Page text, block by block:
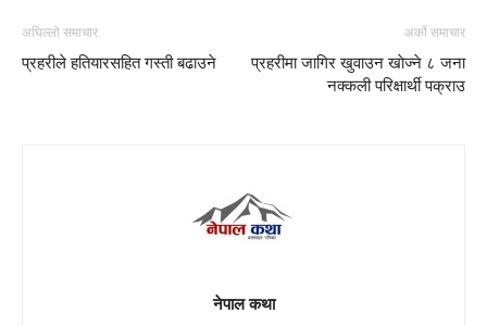
अघिल्लो समाचार
प्रहरीले हतियारसहित गस्ती बढाउने
अर्को समाचार
प्रहरीमा जागिर खुवाउन खाेज्ने ८ जना
नक्कली परिक्षार्थी पक्राउ
नेपाल कथा